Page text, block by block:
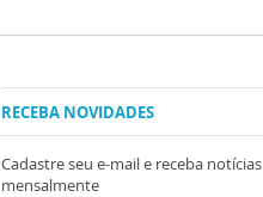
RECEBA NOVIDADES
Cadastre seu e-mail e receba notícias
mensalmente